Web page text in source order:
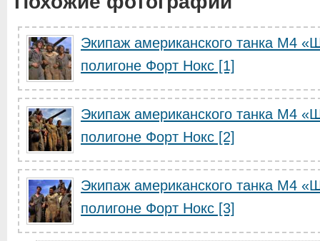
Экипаж американского танка М4
полигоне Форт Нокс [1]
Экипаж американского танка М4
полигоне Форт Нокс [2]
Экипаж американского танка М4
полигоне Форт Нокс [3]